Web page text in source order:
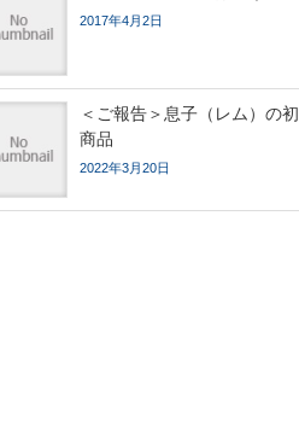
2017年4月2日
＜ご報告＞息子（レム）の初
商品
2022年3月20日